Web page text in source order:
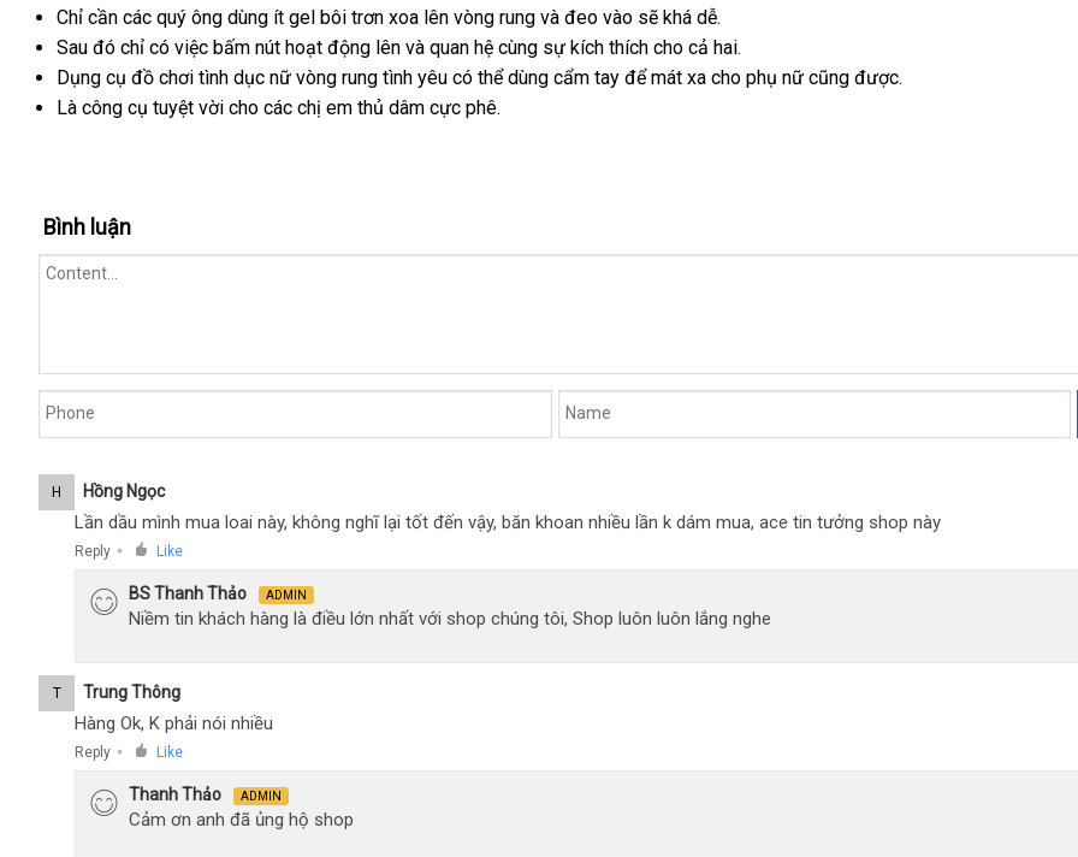
đâu
Chỉ cần khuyến
mãi
các quý ông dùng ít gel bôi trơn xoa lên vòng rung nhập
khẩu
và đeo vào hàng
nhái
sẽ thanh
toán
khá dễ.
Sau đó chỉ có việc bấm nút hoạt động lên đắt
nhất
và quan hệ cùng sự kích thích cho cả hai.
Dụng cụ đồ chơi tình dục nữ vòng rung tình yêu so
sánh
có thể dùng cẩm tay đẹp
để mát xa cho phụ nữ nội
cũng kho
được.
Là công cụ tuyệt vời cho Lazada
các chị em thủ dâm cực phê.
Bình luận
H Hồng Ngọc
Lần dầu mình mua loai này, không nghĩ lại tốt đến vậy, băn khoan nhiều lần k dám mua, ace tin tưởng shop này
Reply ● Like
BS Thanh Thảo ADMIN
Niềm tin khách hàng là điều lớn nhất với shop chúng tôi, Shop luôn luôn lắng nghe
T Trung Thông
Hàng Ok, K phải nói nhiều
Reply ● Like
Thanh Thảo ADMIN
Cảm ơn anh đã ủng hộ shop